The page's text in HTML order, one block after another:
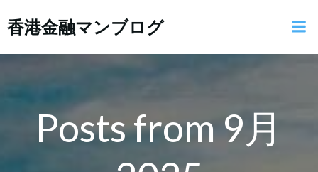
ン
ン
キ
ッ
プ
香港金融マンブログ
Posts from 9月